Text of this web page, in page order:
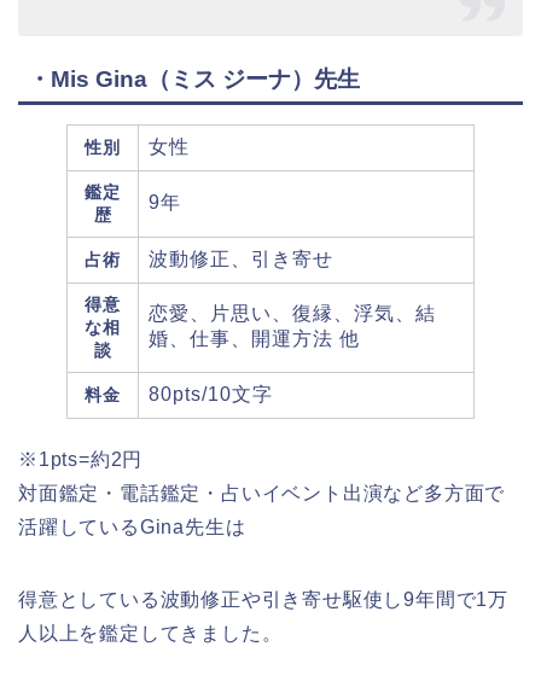
・Mis Gina（ミス ジーナ）先生
性別 女性
鑑定
歴
9年
占術 波動修正、引き寄せ
得意
な相
談
恋愛、片思い、復縁、浮気、結
婚、仕事、開運方法 他
料金 80pts/10文字
※1pts=約2円
対面鑑定・電話鑑定・占いイベント出演など多方面で
活躍しているGina先生は
得意としている波動修正や引き寄せ駆使し9年間で1万
人以上を鑑定 してきました。